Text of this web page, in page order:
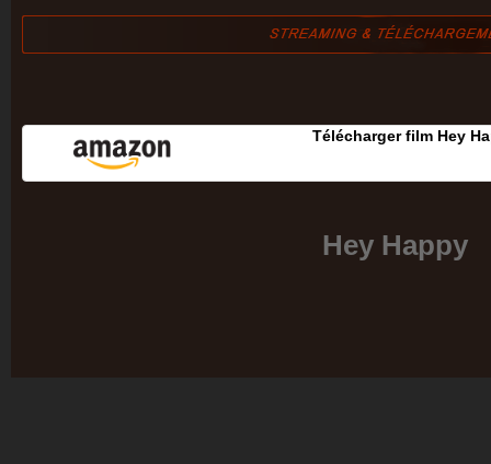
Télécharger film Hey
Hey Happy